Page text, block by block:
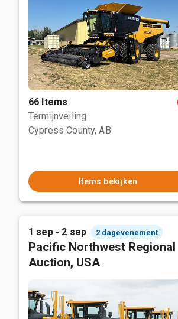
66 Items
Termijnveiling
Cypress County, AB
Items bekijken
1 sep - 2 sep 2 dagevenement
Pacific Northwest Regional
Auction, USA